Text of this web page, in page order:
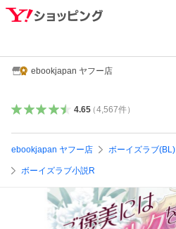
ebookjapan ヤフー店
4.65（4,567件）
ebookjapan ヤフー店 ボーイズラブ(BL)
ボーイズラブ小説R